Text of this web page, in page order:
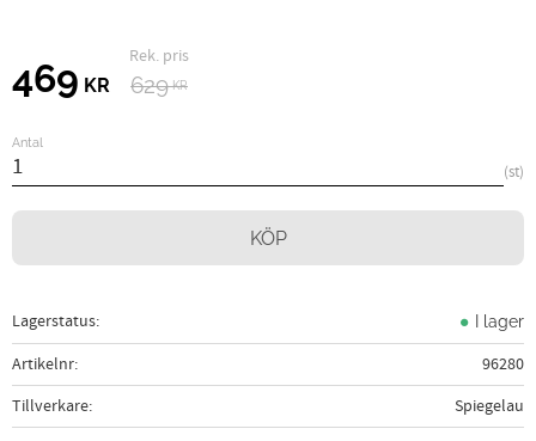
Nedsatt pris:
469 KR
Ordinarie pris:
629KR
Antal
st
KÖP
Lagerstatus I lager
Artikelnr
96280
Tillverkare
Spiegelau